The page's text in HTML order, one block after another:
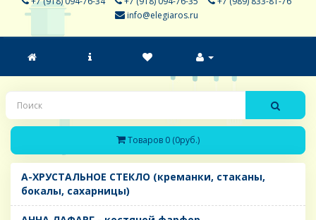
info@elegiaros.ru
Товаров 0 (0руб.)
A-ХРУСТАЛЬНОЕ СТЕКЛО (креманки, стаканы,
бокалы, сахарницы)